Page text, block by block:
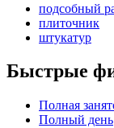
подсобный
плиточник
штукатур
Быстрые
Полная
Полный день